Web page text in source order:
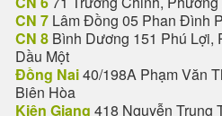
CN 7 Lâm Đồng 05 Phan Đình
CN 8 Bình Dương 151 Phú Lợi,
Dầu Một
Đồng Nai40/198A Phạm Văn
Biên Hòa
Kiên Giang 418 Nguyễn Trung